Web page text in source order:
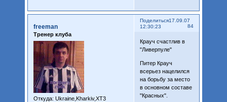
Поделиться
84
17.09.07
12:30:23
freeman
Тренер клуба
Откуда: Ukraine,Kharkiv,XT3
Крауч счастлив в
"Ливерпуле"
Питер Крауч
всерьез нацелился
на борьбу за место
в основном составе
"Красных".